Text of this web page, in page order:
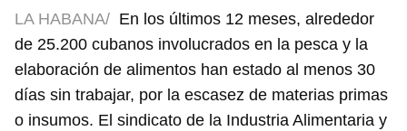
LA HABANA/ En los últimos 12 meses, alrededor
de 25.200 cubanos involucrados en la pesca y la
elaboración de alimentos han estado al menos 30
días sin trabajar, por la escasez de materias primas
o insumos. El sindicato de la Industria Alimentaria y